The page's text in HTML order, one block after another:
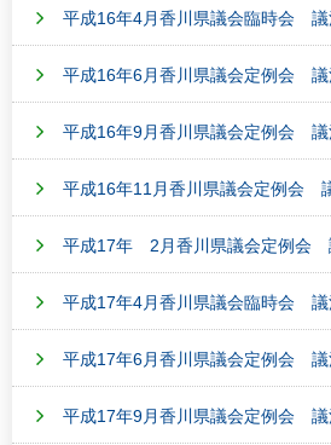
平成16年4月香川県議会臨時会 議
平成16年6月香川県議会定例会 議
平成16年9月香川県議会定例会 議
平成16年11月香川県議会定例会
平成17年 2月香川県議会定例会
平成17年4月香川県議会臨時会 議
平成17年6月香川県議会定例会 議
平成17年9月香川県議会定例会 議